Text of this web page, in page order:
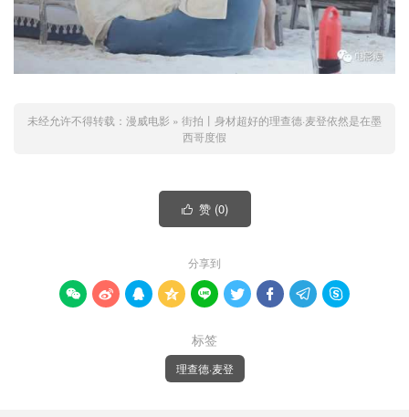
未经允许不得转载： 漫威电影 » 街拍丨身材超好的理查德·麦登依然是在墨
西哥度假
 赞 (0)
分享到
        
标签
理查德·麦登